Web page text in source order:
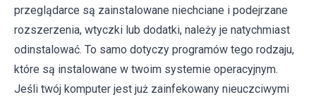
przeglądarce są zainstalowane niechciane i podejrzane
rozszerzenia, wtyczki lub dodatki, należy je natychmiast
odinstalować. To samo dotyczy programów tego rodzaju,
które są instalowane w twoim systemie operacyjnym.
Jeśli twój komputer jest już zainfekowany nieuczciwymi